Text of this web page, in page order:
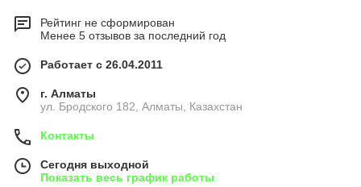
Рейтинг не сформирован
Менее 5 отзывов за последний год
Работает с 26.04.2011
г. Алматы
ул. Бродского 182, Алматы, Казахстан
Контакты
Сегодня выходной
Показать весь график работы